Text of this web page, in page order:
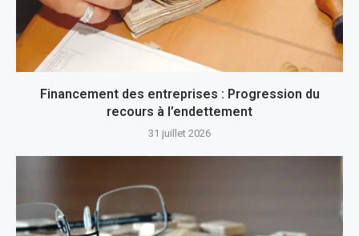
Financement des entreprises : Progression du
recours à l’endettement
31 juillet 2026